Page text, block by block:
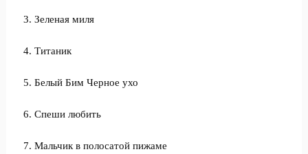
3. Зеленая миля
4. Титаник
5. Белый Бим Черное ухо
6. Спеши любить
7. Мальчик в полосатой пижаме